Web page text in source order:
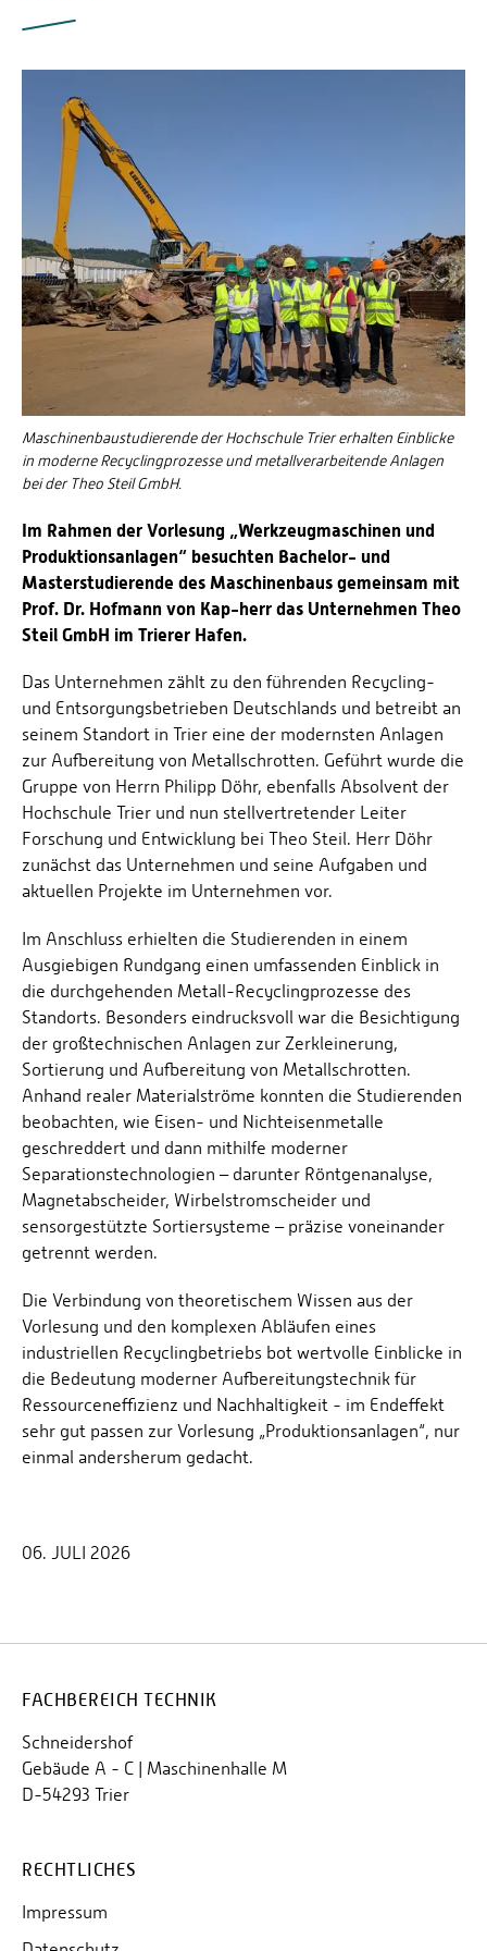
Maschinenbaustudierende der Hochschule Trier erhalten Einblicke
in moderne Recyclingprozesse und metallverarbeitende Anlagen
bei der Theo Steil GmbH.
Im Rahmen der Vorlesung „Werkzeugmaschinen und
Produktionsanlagen“ besuchten Bachelor- und
Masterstudierende des Maschinenbaus gemeinsam mit
Prof. Dr. Hofmann von Kap-herr das Unternehmen Theo
Steil GmbH im Trierer Hafen.
Das Unternehmen zählt zu den führenden Recycling-
und Entsorgungsbetrieben Deutschlands und betreibt an
seinem Standort in Trier eine der modernsten Anlagen
zur Aufbereitung von Metallschrotten. Geführt wurde die
Gruppe von Herrn Philipp Döhr, ebenfalls Absolvent der
Hochschule Trier und nun stellvertretender Leiter
Forschung und Entwicklung bei Theo Steil. Herr Döhr
zunächst das Unternehmen und seine Aufgaben und
aktuellen Projekte im Unternehmen vor.
Im Anschluss erhielten die Studierenden in einem
Ausgiebigen Rundgang einen umfassenden Einblick in
die durchgehenden Metall-Recyclingprozesse des
Standorts. Besonders eindrucksvoll war die Besichtigung
der großtechnischen Anlagen zur Zerkleinerung,
Sortierung und Aufbereitung von Metallschrotten.
Anhand realer Materialströme konnten die Studierenden
beobachten, wie Eisen- und Nichteisenmetalle
geschreddert und dann mithilfe moderner
Separationstechnologien – darunter Röntgenanalyse,
Magnetabscheider, Wirbelstromscheider und
sensorgestützte Sortiersysteme – präzise voneinander
getrennt werden.
Die Verbindung von theoretischem Wissen aus der
Vorlesung und den komplexen Abläufen eines
industriellen Recyclingbetriebs bot wertvolle Einblicke in
die Bedeutung moderner Aufbereitungstechnik für
Ressourceneffizienz und Nachhaltigkeit - im Endeffekt
sehr gut passen zur Vorlesung „Produktionsanlagen“, nur
einmal andersherum gedacht.
06. JULI 2026
FACHBEREICH TECHNIK
Schneidershof
Gebäude A - C | Maschinenhalle M
D-54293 Trier
RECHTLICHES
Impressum